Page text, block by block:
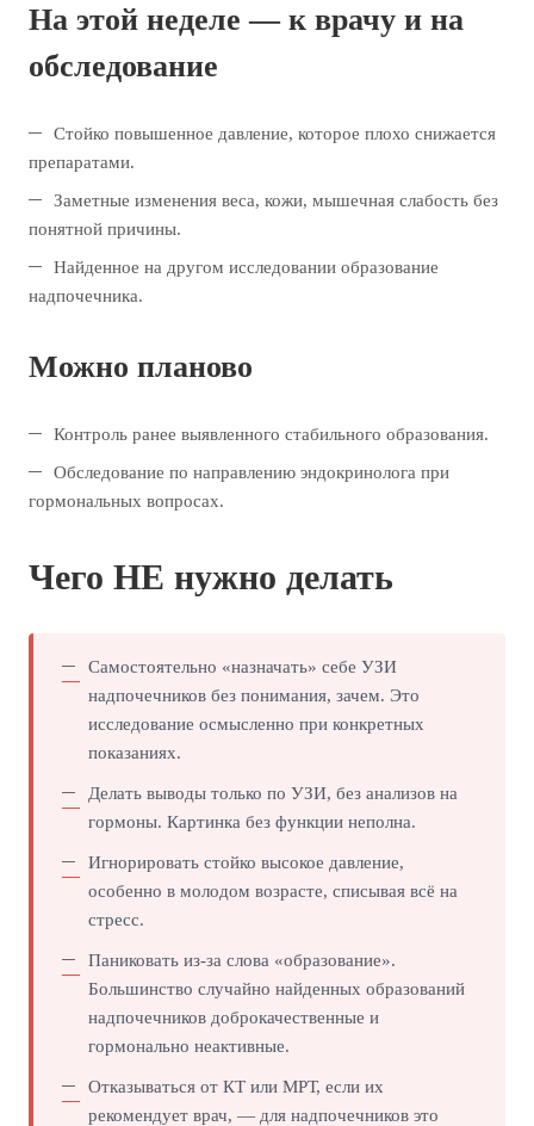
На этой неделе — к врачу и на
обследование
Стойко повышенное давление, которое плохо снижается
препаратами.
Заметные изменения веса, кожи, мышечная слабость без
понятной причины.
Найденное на другом исследовании образование
надпочечника.
Можно планово
Контроль ранее выявленного стабильного образования.
Обследование по направлению эндокринолога при
гормональных вопросах.
Чего НЕ нужно делать
Самостоятельно «назначать» себе УЗИ
надпочечников без понимания, зачем. Это
исследование осмысленно при конкретных
показаниях.
Делать выводы только по УЗИ, без анализов на
гормоны. Картинка без функции неполна.
Игнорировать стойко высокое давление,
особенно в молодом возрасте, списывая всё на
стресс.
Паниковать из-за слова «образование».
Большинство случайно найденных образований
надпочечников доброкачественные и
гормонально неактивные.
Отказываться от КТ или МРТ, если их
рекомендует врач, — для надпочечников это